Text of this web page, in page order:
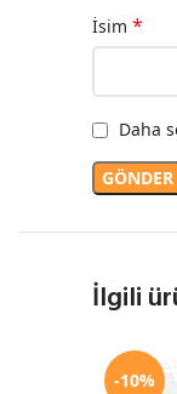
İsim *
Daha
İlgili
-10%